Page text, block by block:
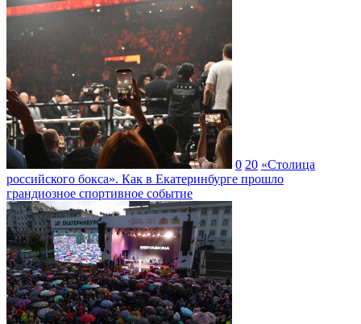
0 20 «Столица
российского бокса». Как в Екатеринбурге прошло
грандиозное спортивное событие